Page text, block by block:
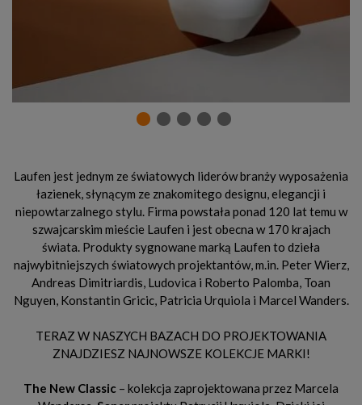
Laufen jest jednym ze światowych liderów branży wyposażenia
łazienek, słynącym ze znakomitego designu, elegancji i
niepowtarzalnego stylu. Firma powstała ponad 120 lat temu w
szwajcarskim mieście Laufen i jest obecna w 170 krajach
świata. Produkty sygnowane marką Laufen to dzieła
najwybitniejszych światowych projektantów, m.in. Peter Wierz,
Andreas Dimitriardis, Ludovica i Roberto Palomba, Toan
Nguyen, Konstantin Gricic, Patricia Urquiola i Marcel Wanders.
TERAZ W NASZYCH BAZACH DO PROJEKTOWANIA
ZNAJDZIESZ NAJNOWSZE KOLEKCJE MARKI!
The New Classic – kolekcja zaprojektowana przez Marcela